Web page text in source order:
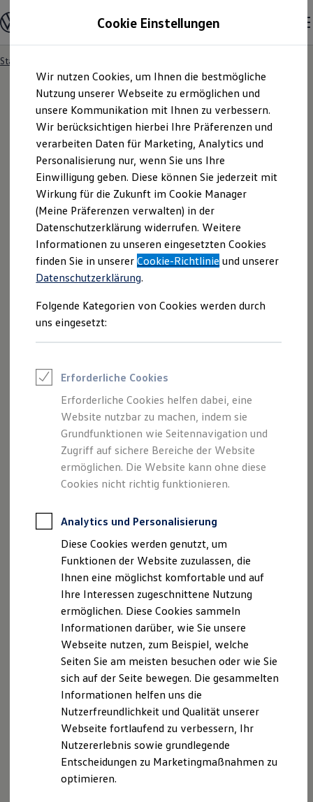
Hauptinhalt
springen
Footer
springen
Modelle & Konfigurator
Nutzfahrzeugkategorien entdecken
Modelle konfigurieren
Vorgängermodelle und Oldtimer
Vorgängermodelle
Oldtimer
Bulli Historie
Branchenlösungen & Gewerbekunden
Umbaulösungen und Hersteller finden
Auf- und Umbauten entdecken & konfigurieren
Groß- und Sonderkunden
Großkunden
Kommunen & Behörden
Journalisten
Sportvereine
Branchenlösungen
Bau & Handwerk
Gewerbliche Personenbeförderung
Service & mobile Werkstätten
Kurier, Logistik & Handel
Kühlfahrzeuge
Feuerwehr
ONE Business ID Vorteile
Fahrzeuge online kaufen
Digitaler Marktplatz
Kauf & Finanzierung
Online-Fahrzeugbewertung
Aktionen & Angebote
E-Auto-Förderung
Für Privatkunden
Für Gewerbekunden
Profi Paket
ProfiPartner für Gebrauchtwagen
Finanzierung
Für Privatkunden
Für Gewerbekunden
Leasing
Für Privatkunden
Für Gewerbekunden
Versicherungen & Garantien
Garantien
Kfz-Versicherung für Nutzfahrzeuge
Restschuldversicherung
Wartungsverträge
Besitzer & Service
Reparatur & Service
Sommer-Special
Reparatur, Pflege & Inspektion
Servicetermin anfragen
Service-Vorteile bei Volkswagen Nutzfahrzeuge
ServicePlus
Economy Service
Räder & Reifen Service
Startseite
Cookie Einstellungen
Wir nutzen Cookies, um Ihnen die bestmögliche
Nutzung unserer Webseite zu ermöglichen und
unsere Kommunikation mit Ihnen zu verbessern.
Wir berücksichtigen hierbei Ihre Präferenzen und
verarbeiten Daten für Marketing, Analytics und
Personalisierung nur, wenn Sie uns Ihre
Einwilligung geben. Diese können Sie jederzeit mit
Wirkung für die Zukunft im Cookie Manager
(Meine Präferenzen verwalten) in der
Datenschutzerklärung widerrufen. Weitere
Informationen zu unseren eingesetzten Cookies
finden Sie in unsererCookie-Richtlinie und unserer
Datenschutzerklärung.
Folgende Kategorien von Cookies werden durch
uns eingesetzt:
Erforderliche Cookies
Erforderliche Cookies helfen dabei, eine
Website nutzbar zu machen, indem sie
Grundfunktionen wie Seitennavigation und
Zugriff auf sichere Bereiche der Website
ermöglichen. Die Website kann ohne diese
Cookies nicht richtig funktionieren.
Analytics und Personalisierung
Diese Cookies werden genutzt, um
Funktionen der Website zuzulassen, die
Ihnen eine möglichst komfortable und auf
Ihre Interessen zugeschnittene Nutzung
ermöglichen. Diese Cookies sammeln
Informationen darüber, wie Sie unsere
Webseite nutzen, zum Beispiel, welche
Seiten Sie am meisten besuchen oder wie Sie
sich auf der Seite bewegen. Die gesammelten
Informationen helfen uns die
Nutzerfreundlichkeit und Qualität unserer
Webseite fortlaufend zu verbessern, Ihr
Nutzererlebnis sowie grundlegende
Entscheidungen zu Marketingmaßnahmen zu
optimieren.